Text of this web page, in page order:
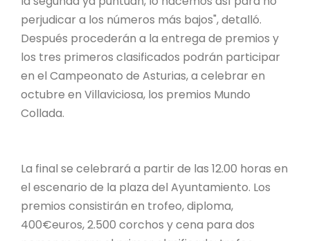
perjudicar a los números más bajos", detalló.
Después procederán a la entrega de premios y
los tres primeros clasificados podrán participar
en el Campeonato de Asturias, a celebrar en
octubre en Villaviciosa, los premios Mundo
Collada.
La final se celebrará a partir de las 12.00 horas en
el escenario de la plaza del Ayuntamiento. Los
premios consistirán en trofeo, diploma,
400€euros, 2.500 corchos y cena para dos